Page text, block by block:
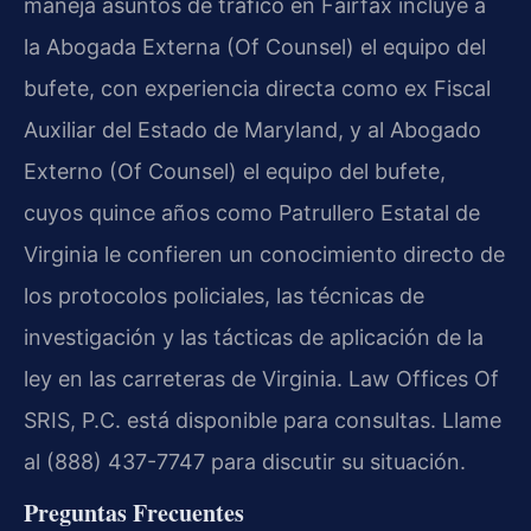
maneja asuntos de tráfico en Fairfax incluye a
la Abogada Externa (Of Counsel) el equipo del
bufete, con experiencia directa como ex Fiscal
Auxiliar del Estado de Maryland, y al Abogado
Externo (Of Counsel) el equipo del bufete,
cuyos quince años como Patrullero Estatal de
Virginia le confieren un conocimiento directo de
los protocolos policiales, las técnicas de
investigación y las tácticas de aplicación de la
ley en las carreteras de Virginia. Law Offices Of
SRIS, P.C. está disponible para consultas. Llame
al (888) 437-7747 para discutir su situación.
Preguntas Frecuentes